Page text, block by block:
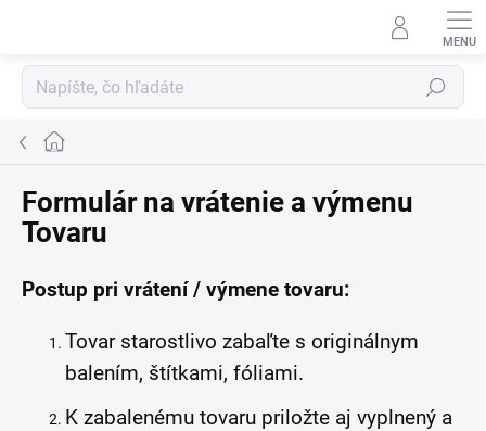
Hľadať
Domov
Formulár na vrátenie a výmenu
Tovaru
Postup pri vrátení / výmene tovaru:
Tovar starostlivo zabaľte s originálnym
balením, štítkami, fóliami.
K zabalenému tovaru priložte aj vyplnený a